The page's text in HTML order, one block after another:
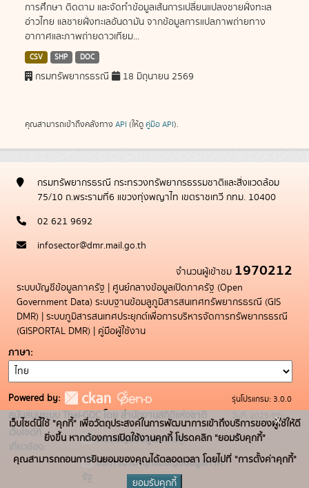
การศึกษา ติดตาม และจัดทำข้อมูลเส้นการเปลี่ยนแปลงชายฝั่งทะเล
อ่าวไทย แลชายฝั่งทะเลอันดามัน จากข้อมูลการแปลภาพถ่ายทาง
อากาศและภาพถ่ายดาวเทียม...
CSV SHP DOC
กรมทรัพยากรธรณี 18 มิถุนายน 2569
คุณสามารถเข้าถึงคลังทาง API (ให้ดู คู่มือ API).
กรมทรัพยากรธรณี กระทรวงทรัพยากรธรรมชาติและสิ่งแวดล้อม
75/10 ถ.พระรามที่6 แขวงทุ่งพญาไท เขตราชเทวี กทม. 10400
02 621 9692
infosector@dmr.mail.go.th
จำนวนผู้เข้าชม 1970212
ระบบบัญชีข้อมูลภาครัฐ | ศูนย์กลางข้อมูลเปิดภาครัฐ (Open
Government Data) ระบบฐานข้อมลูภูมิสารสนเทศทรัพยากรธรณี (GIS
DMR) | ระบบภูมิสารสนเทศประยุกต์เพื่อการบริหารจัดการทรัพยากรธรณี
(GISPORTAL DMR) | คู่มือผู้ใช้งาน
ภาษา
Powered by:
สนับสนุนระบบ Thai-GDC โดย สำนักงานสถิติแห่งชาติ
เว็บไซต์ที่
เกี่ยวข้อง:
ระบบบัญชีข้อมูลภาครัฐ
บริการนามานุกรมบัญชีข้อมูลภาค
รัฐ
รุ่นโปรแกรม: 3.0.0
วันที่: 2025-05-
19
เว็บไซต์นี้ใช้ "คุกกี้" เพื่อวัตถุประสงค์ในการพัฒนาการเข้าถึงบริการของผู้ใช้ให้ดี
ยิ่งขึ้น หากต้องการเปิดใช้งานคุกกี้ โปรดคลิก "ยอมรับคุกกี้"
คุณสามารถถอนการยินยอมของคุณได้ตลอดเวลา โดยไปที่ "การตั้งค่าคุกกี้"
ยอมรับคุกกี้
x